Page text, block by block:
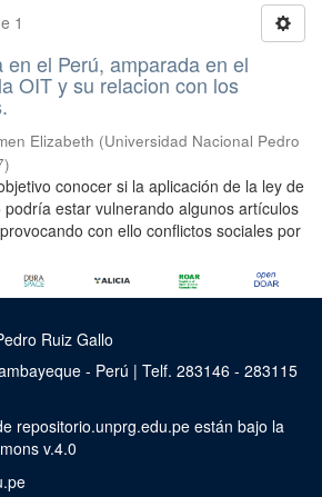
1
el Perú, amparada en el
OIT y su relacion con los
Elizabeth (Universidad Nacional Pedro
)
conocer si la aplicación de la ley de
estar vulnerando algunos artículos
con ello conflictos sociales por
Ruiz Gallo
- Perú | Telf. 283146 - 283115
repositorio.unprg.edu.pe están bajo la
v.4.0